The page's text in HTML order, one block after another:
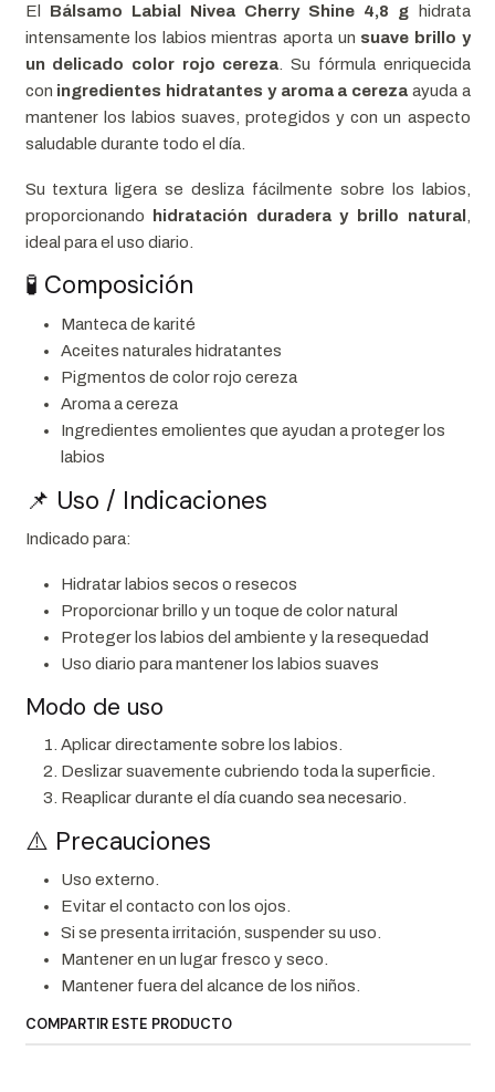
El Bálsamo Labial Nivea Cherry Shine 4,8 g hidrata
intensamente los labios mientras aporta un suave brillo y
un delicado color rojo cereza . Su fórmula enriquecida
con ingredientes hidratantes y aroma a cereza ayuda a
mantener los labios suaves, protegidos y con un aspecto
saludable durante todo el día.
Su textura ligera se desliza fácilmente sobre los labios,
proporcionando hidratación duradera y brillo natural,
ideal para el uso diario.
🧪 Composición
Manteca de karité
Aceites naturales hidratantes
Pigmentos de color rojo cereza
Aroma a cereza
Ingredientes emolientes que ayudan a proteger los
labios
📌 Uso / Indicaciones
Indicado para:
Hidratar labios secos o resecos
Proporcionar brillo y un toque de color natural
Proteger los labios del ambiente y la resequedad
Uso diario para mantener los labios suaves
Modo de uso
Aplicar directamente sobre los labios.
Deslizar suavemente cubriendo toda la superficie.
Reaplicar durante el día cuando sea necesario.
⚠️ Precauciones
Uso externo.
Evitar el contacto con los ojos.
Si se presenta irritación, suspender su uso.
Mantener en un lugar fresco y seco.
Mantener fuera del alcance de los niños.
COMPARTIR ESTE PRODUCTO